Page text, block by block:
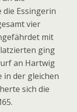
Essingerin
vier
mit
ging
an Hartwig
in der gleichen
sich die